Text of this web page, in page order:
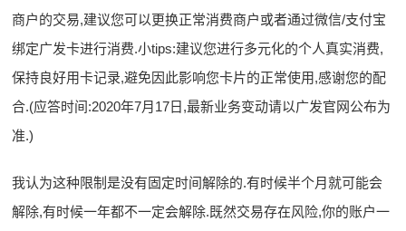
商户的交易,建议您可以更换正常消费商户或者通过微信/支付宝
绑定广发卡进行消费.小tips:建议您进行多元化的个人真实消费,
保持良好用卡记录,避免因此影响您卡片的正常使用,感谢您的配
合.(应答时间:2020年7月17日,最新业务变动请以广发官网公布为
准.)
我认为这种限制是没有固定时间解除的.有时候半个月就可能会
解除,有时候一年都不一定会解除.既然交易存在风险,你的账户一